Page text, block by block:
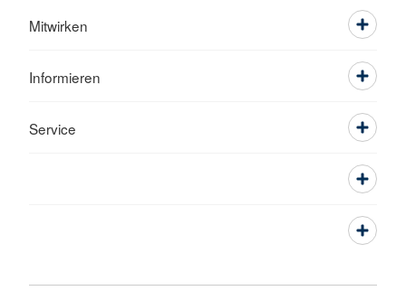
Mitwirken
Informieren
Service